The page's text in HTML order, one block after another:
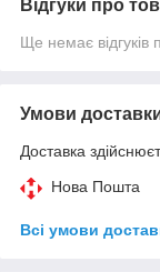
Відгуки про
Ще немає відгуків
Умови
Доставка
Нова Пошта
Всі умови